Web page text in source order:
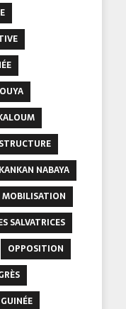
KANKAN NABAYA
MOBILISATION
SALVATRICES
OPPOSITION